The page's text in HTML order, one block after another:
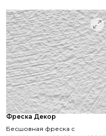
Фреска Декор
Бесшовная фреска с